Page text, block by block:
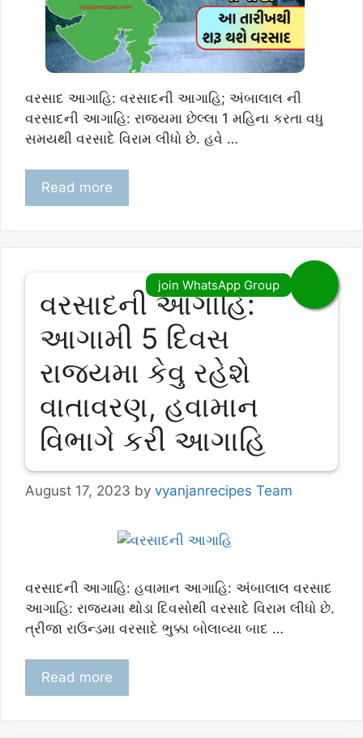
વરસાદ આગાહિ: વરસાદની આગાહિ; અંબાલાલ ની
વરસાદની આગાહિ: રાજ્યમા છેલ્લા 1 મહિના કરતા વધુ
સમયથી વરસાદે વિરામ લીધો છે. હવે …
Read more
વરસાદની આગાહિ:
આગામી 5 દિવસ
રાજયમા કેવુ રહેશે
વાતાવરણ, હવામાન
વિભાગે કરી આગાહિ
August 17, 2023 by vyanjanrecipes Team
વરસાદની આગાહિ: હવામાન આગાહિ: અંબાલાલ વરસાદ
આગાહિ: રાજયમા થોડા દિવસોથી વરસાદે વિરામ લીધો છે.
ત્રીજા રાઉન્ડમા વરસાદે ભુક્કા બોલાવ્યા બાદ …
Read more